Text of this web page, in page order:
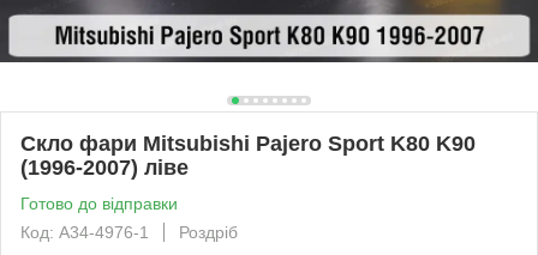
Скло фари Mitsubishi Pajero Sport K80 K90
(1996-2007) ліве
Готово до відправки
Код: A34-4976-1
Роздріб